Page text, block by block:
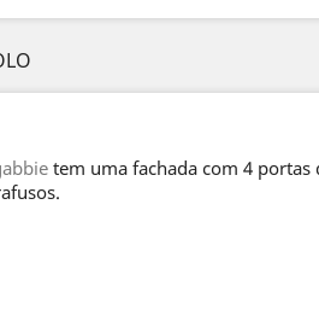
tem uma fachada com 4 portas